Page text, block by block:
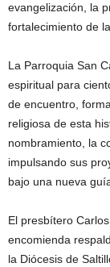
evangelización, la
fortalecimiento de
La Parroquia San
espiritual para
de encuentro,
religiosa de esta
nombramiento, la
impulsando sus
bajo una nueva
El presbítero
encomienda
la Diócesis de